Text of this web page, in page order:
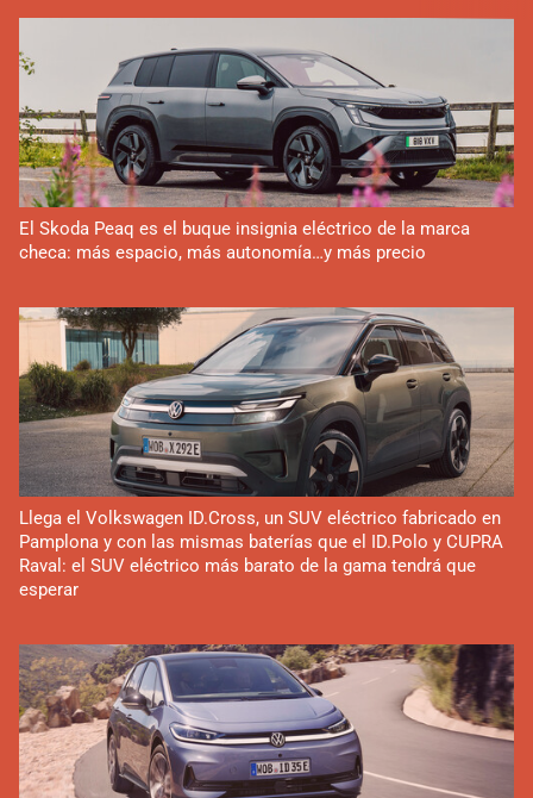
El Skoda Peaq es el buque insignia eléctrico de la marca
checa: más espacio, más autonomía…y más precio
Llega el Volkswagen ID.Cross, un SUV eléctrico fabricado en
Pamplona y con las mismas baterías que el ID.Polo y CUPRA
Raval: el SUV eléctrico más barato de la gama tendrá que
esperar